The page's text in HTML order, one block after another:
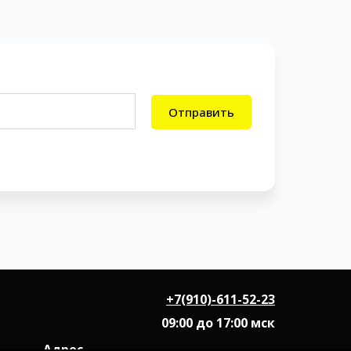
Отправить
+7(910)-611-52-23
09:00 до 17:00 мск